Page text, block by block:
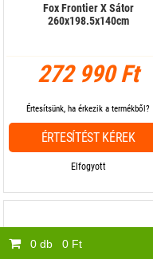
Fox Frontier X Sátor
260x198.5x140cm
272 990 Ft
Elfogyott
Értesítsünk, ha érkezik a termékből?
ÉRTESÍTÉST KÉREK
0 db 0 Ft